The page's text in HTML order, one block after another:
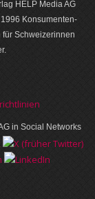
HELP Media AG
Kon­su­menten­
Schwei­zerinnen
in Social Networks